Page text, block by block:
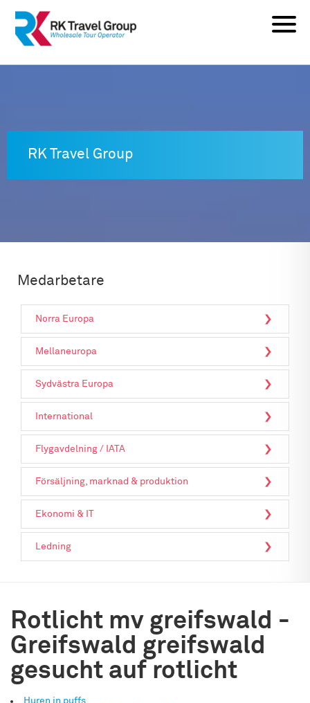
content
RK Travel Group
Medarbetare
Norra Europa
Mellaneuropa
Sydvästra Europa
International
Flygavdelning / IATA
Försäljning, marknad & produktion
Ekonomi & IT
Ledning
Rotlicht mv greifswald -
Greifswald greifswald
gesucht auf rotlicht
Huren in puffs